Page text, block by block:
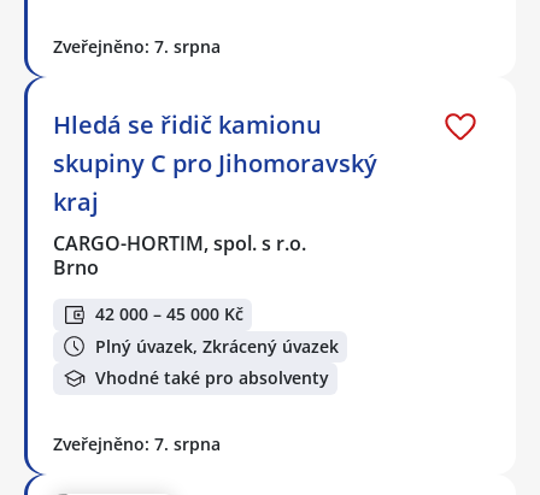
Zveřejněno: 7. srpna
Hledá se řidič kamionu
skupiny C pro Jihomoravský
kraj
CARGO-HORTIM, spol. s r.o.
Brno
42 000 – 45 000 Kč
Plný úvazek, Zkrácený úvazek
Vhodné také pro absolventy
Zveřejněno: 7. srpna